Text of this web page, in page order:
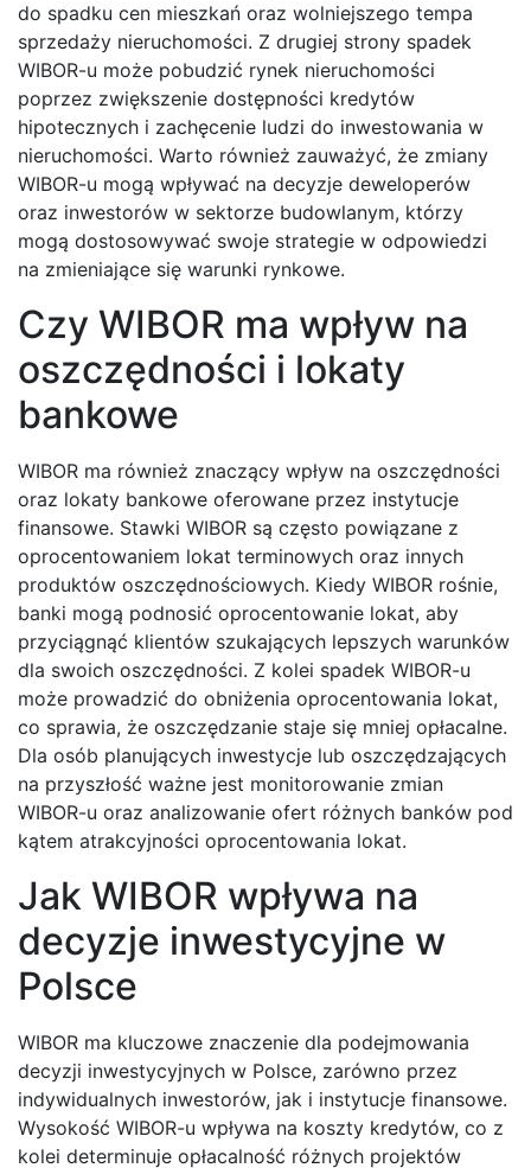
do spadku cen mieszkań oraz wolniejszego tempa
sprzedaży nieruchomości. Z drugiej strony spadek
WIBOR-u może pobudzić rynek nieruchomości
poprzez zwiększenie dostępności kredytów
hipotecznych i zachęcenie ludzi do inwestowania w
nieruchomości. Warto również zauważyć, że zmiany
WIBOR-u mogą wpływać na decyzje deweloperów
oraz inwestorów w sektorze budowlanym, którzy
mogą dostosowywać swoje strategie w odpowiedzi
na zmieniające się warunki rynkowe.
Czy WIBOR ma wpływ na
oszczędności i lokaty
bankowe
WIBOR ma również znaczący wpływ na oszczędności
oraz lokaty bankowe oferowane przez instytucje
finansowe. Stawki WIBOR są często powiązane z
oprocentowaniem lokat terminowych oraz innych
produktów oszczędnościowych. Kiedy WIBOR rośnie,
banki mogą podnosić oprocentowanie lokat, aby
przyciągnąć klientów szukających lepszych warunków
dla swoich oszczędności. Z kolei spadek WIBOR-u
może prowadzić do obniżenia oprocentowania lokat,
co sprawia, że oszczędzanie staje się mniej opłacalne.
Dla osób planujących inwestycje lub oszczędzających
na przyszłość ważne jest monitorowanie zmian
WIBOR-u oraz analizowanie ofert różnych banków pod
kątem atrakcyjności oprocentowania lokat.
Jak WIBOR wpływa na
decyzje inwestycyjne w
Polsce
WIBOR ma kluczowe znaczenie dla podejmowania
decyzji inwestycyjnych w Polsce, zarówno przez
indywidualnych inwestorów, jak i instytucje finansowe.
Wysokość WIBOR-u wpływa na koszty kredytów, co z
kolei determinuje opłacalność różnych projektów